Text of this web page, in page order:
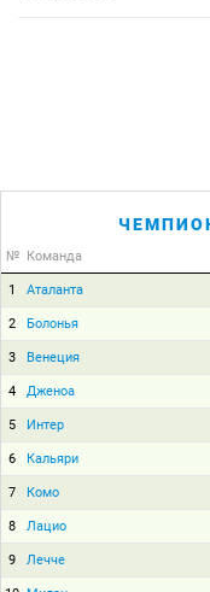
№ Команда
1 Аталанта
2 Болонья
3 Венеция
4 Дженоа
5 Интер
6 Кальяри
7 Комо
8 Лацио
9 Лечче